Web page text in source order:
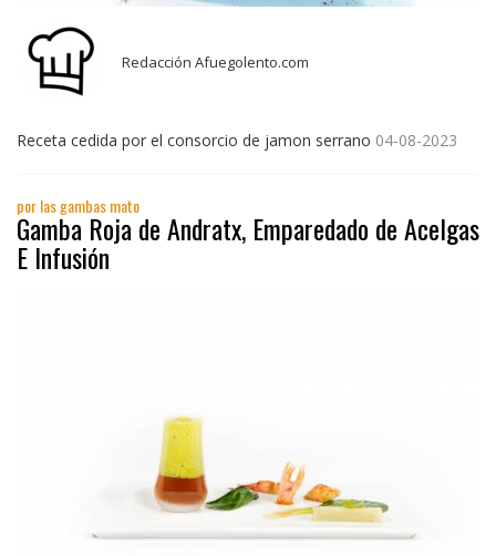
Redacción Afuegolento.com
Receta cedida por el consorcio de jamon serrano 04-08-2023
por las gambas mato
Gamba Roja de Andratx, Emparedado de Acelgas
E Infusión